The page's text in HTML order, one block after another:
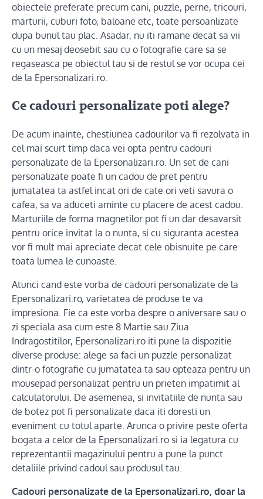
obiectele preferate precum cani, puzzle, perne, tricouri,
marturii, cuburi foto, baloane etc, toate persoanlizate
dupa bunul tau plac. Asadar, nu iti ramane decat sa vii
cu un mesaj deosebit sau cu o fotografie care sa se
regaseasca pe obiectul tau si de restul se vor ocupa cei
de la Epersonalizari.ro.
Ce cadouri personalizate poti alege?
De acum inainte, chestiunea cadourilor va fi rezolvata in
cel mai scurt timp daca vei opta pentru cadouri
personalizate de la Epersonalizari.ro. Un set de cani
personalizate poate fi un cadou de pret pentru
jumatatea ta astfel incat ori de cate ori veti savura o
cafea, sa va aduceti aminte cu placere de acest cadou.
Marturiile de forma magnetilor pot fi un dar desavarsit
pentru orice invitat la o nunta, si cu siguranta acestea
vor fi mult mai apreciate decat cele obisnuite pe care
toata lumea le cunoaste.
Atunci cand este vorba de cadouri personalizate de la
Epersonalizari.ro, varietatea de produse te va
impresiona. Fie ca este vorba despre o aniversare sau o
zi speciala asa cum este 8 Martie sau Ziua
Indragostitilor, Epersonalizari.ro iti pune la dispozitie
diverse produse: alege sa faci un puzzle personalizat
dintr-o fotografie cu jumatatea ta sau opteaza pentru un
mousepad personalizat pentru un prieten impatimit al
calculatorului. De asemenea, si invitatiile de nunta sau
de botez pot fi personalizate daca iti doresti un
eveniment cu totul aparte. Arunca o privire peste oferta
bogata a celor de la Epersonalizari.ro si ia legatura cu
reprezentantii magazinului pentru a pune la punct
detaliile privind cadoul sau produsul tau.
Cadouri personalizate de la Epersonalizari.ro, doar la